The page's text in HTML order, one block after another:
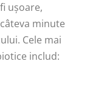
ușoare,
minute
Cele mai
includ: